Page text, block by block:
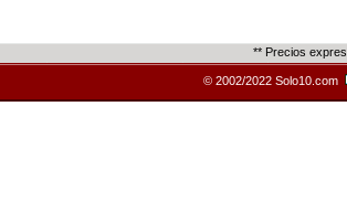
** Precios
© 2002/2022 Solo10.com